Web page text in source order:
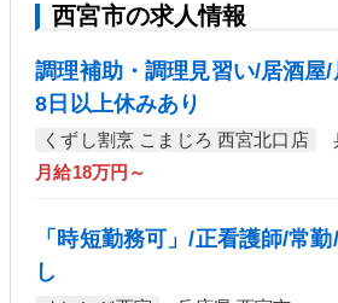
西宮市の求人情報
調理補助・調理見習い/居酒屋/
8日以上休みあり
くずし割烹 こまじろ 西宮北口店
月給18万円～
「時短勤務可」/正看護師/常
し